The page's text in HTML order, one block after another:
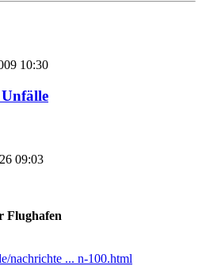
10:30
09:03
Flughafen
nachrichte ... n-100.html